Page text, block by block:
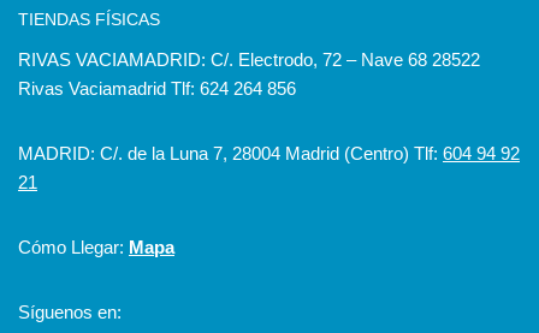
TIENDAS FÍSICAS
RIVAS VACIAMADRID: C/. Electrodo, 72 – Nave 68 28522
Rivas Vaciamadrid Tlf: 624 264 856
MADRID: C/. de la Luna 7, 28004 Madrid (Centro) Tlf: 604 94 92
21
Cómo Llegar: Mapa
Síguenos en: